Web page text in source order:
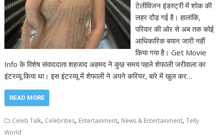
टेलीविजन इंडस्ट्री में शोक की
लहर दौड़ गई है। हालांकि,
परिवार की ओर से अब तक कोई
आधिकारिक बयान जारी नहीं
किया गया है। Get Movie
Info के विशेष संवाददाता शहजाद अहमद ने कुछ समय पहले शेफाली जरीवाला का
इंटरव्यू किया था। इस इंटरव्यू में शेफाली ने अपने करियर, बारे में खुल कर…
READ MORE
Celeb Talk, Celebrities, Entertainment, News & Entertainment,Telly
World